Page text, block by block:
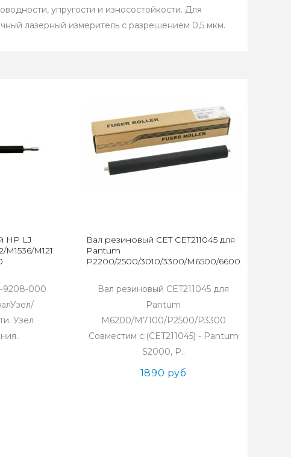
упругости и износостойкости. Для
лазерный измеритель с разрешением 0,5 мкм.
HP LJ
M1536/M1212/M1214/M1217/LBP-
9208-000
Узел
Вал резиновый CET CET211045 для
Pantum
P2200/2500/3010/3300/M6500/6600/6700/
Вал резиновый CET211045 для
Pantum
M6200/M7100/P2500/P3300
Совместим с:(CET211045) - Pantum
S2000, P..
1890 руб